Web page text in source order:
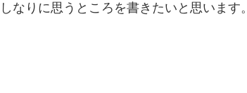
りに思うところを書きたいと思います。